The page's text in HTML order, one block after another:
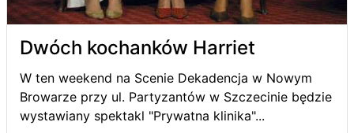
Dwóch kochanków Harriet
W ten weekend na Scenie Dekadencja w Nowym
Browarze przy ul. Partyzantów w Szczecinie będzie
wystawiany spektakl "Prywatna klinika"...